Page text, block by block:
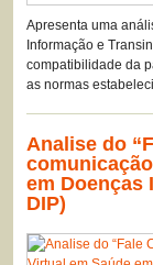
Apresenta uma
Informação e
compatibilidade da
as normas
Analise do
em Doenças
DIP)